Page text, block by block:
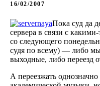
16/02/2007
Пока суд да
сервера в связи с
со следующего
судя по всему) — либо
выходные, либо переезд
А переезжать однозначно